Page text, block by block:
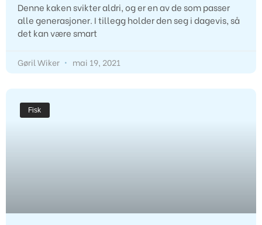
Denne kaken svikter aldri, og er en av de som passer
alle generasjoner. I tillegg holder den seg i dagevis, så
det kan være smart
Gøril Wiker mai 19, 2021
Fisk